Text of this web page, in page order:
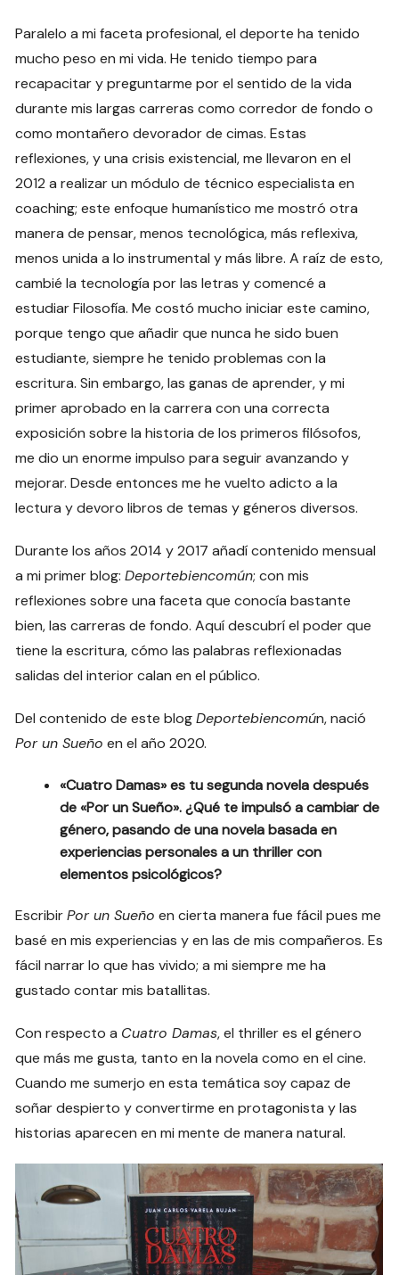
Paralelo a mi faceta profesional, el deporte ha tenido
mucho peso en mi vida. He tenido tiempo para
recapacitar y preguntarme por el sentido de la vida
durante mis largas carreras como corredor de fondo o
como montañero devorador de cimas. Estas
reflexiones, y una crisis existencial, me llevaron en el
2012 a realizar un módulo de técnico especialista en
coaching; este enfoque humanístico me mostró otra
manera de pensar, menos tecnológica, más reflexiva,
menos unida a lo instrumental y más libre. A raíz de esto,
cambié la tecnología por las letras y comencé a
estudiar Filosofía. Me costó mucho iniciar este camino,
porque tengo que añadir que nunca he sido buen
estudiante, siempre he tenido problemas con la
escritura. Sin embargo, las ganas de aprender, y mi
primer aprobado en la carrera con una correcta
exposición sobre la historia de los primeros filósofos,
me dio un enorme impulso para seguir avanzando y
mejorar. Desde entonces me he vuelto adicto a la
lectura y devoro libros de temas y géneros diversos.
Durante los años 2014 y 2017 añadí contenido mensual
a mi primer blog:Deportebiencomún; con mis
reflexiones sobre una faceta que conocía bastante
bien, las carreras de fondo. Aquí descubrí el poder que
tiene la escritura, cómo las palabras reflexionadas
salidas del interior calan en el público.
Del contenido de este blogDeportebiencomún, nació
Por un Sueño en el año 2020.
«Cuatro Damas» es tu segunda novela después
de «Por un Sueño». ¿Qué te impulsó a cambiar de
género, pasando de una novela basada en
experiencias personales a un thriller con
elementos psicológicos?
EscribirPor un Sueño en cierta manera fue fácil pues me
basé en mis experiencias y en las de mis compañeros. Es
fácil narrar lo que has vivido; a mi siempre me ha
gustado contar mis batallitas.
Con respecto a Cuatro Damas, el thriller es el género
que más me gusta, tanto en la novela como en el cine.
Cuando me sumerjo en esta temática soy capaz de
soñar despierto y convertirme en protagonista y las
historias aparecen en mi mente de manera natural.